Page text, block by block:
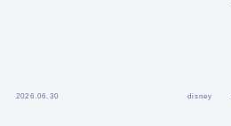
2026.06.30 disney